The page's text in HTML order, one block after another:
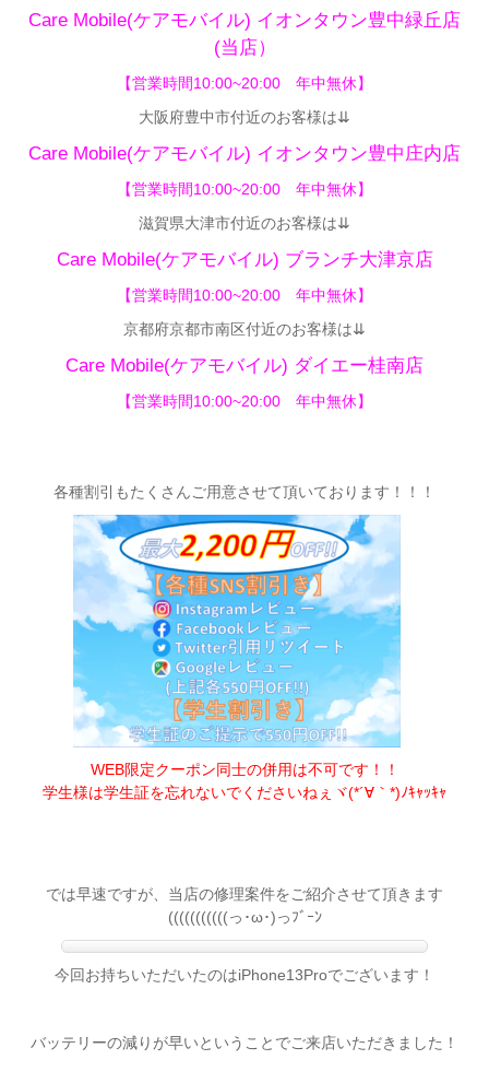
Care Mobile(ケアモバイル) イオンタウン豊中緑丘店
(当店）
【営業時間10:00~20:00 年中無休】
大阪府豊中市付近のお客様は⇊
Care Mobile(ケアモバイル) イオンタウン豊中庄内店
【営業時間10:00~20:00 年中無休】
滋賀県大津市付近のお客様は⇊
Care Mobile(ケアモバイル) ブランチ大津京店
【営業時間10:00~20:00 年中無休】
京都府京都市南区付近のお客様は⇊
Care Mobile(ケアモバイル) ダイエー桂南店
【営業時間10:00~20:00 年中無休】
各種割引もたくさんご用意させて頂いてお ります！！！
WEB限定クーポン同士の併用は不可です！！
学生様は学生証を忘れないでくださいねぇヾ(*´∀｀*)ﾉｷｬｯｷｬ
では早速ですが、当店の修理案件をご紹介させて頂きます
(((((((((((っ･ω･)っﾌﾞｰﾝ
今回お持ちいただいたのはiPhone13Proでございます！
バッテリーの減りが早いということでご来店いただきました！